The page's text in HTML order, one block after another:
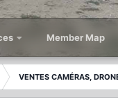
Member Map
VENTES CAMÉRAS,